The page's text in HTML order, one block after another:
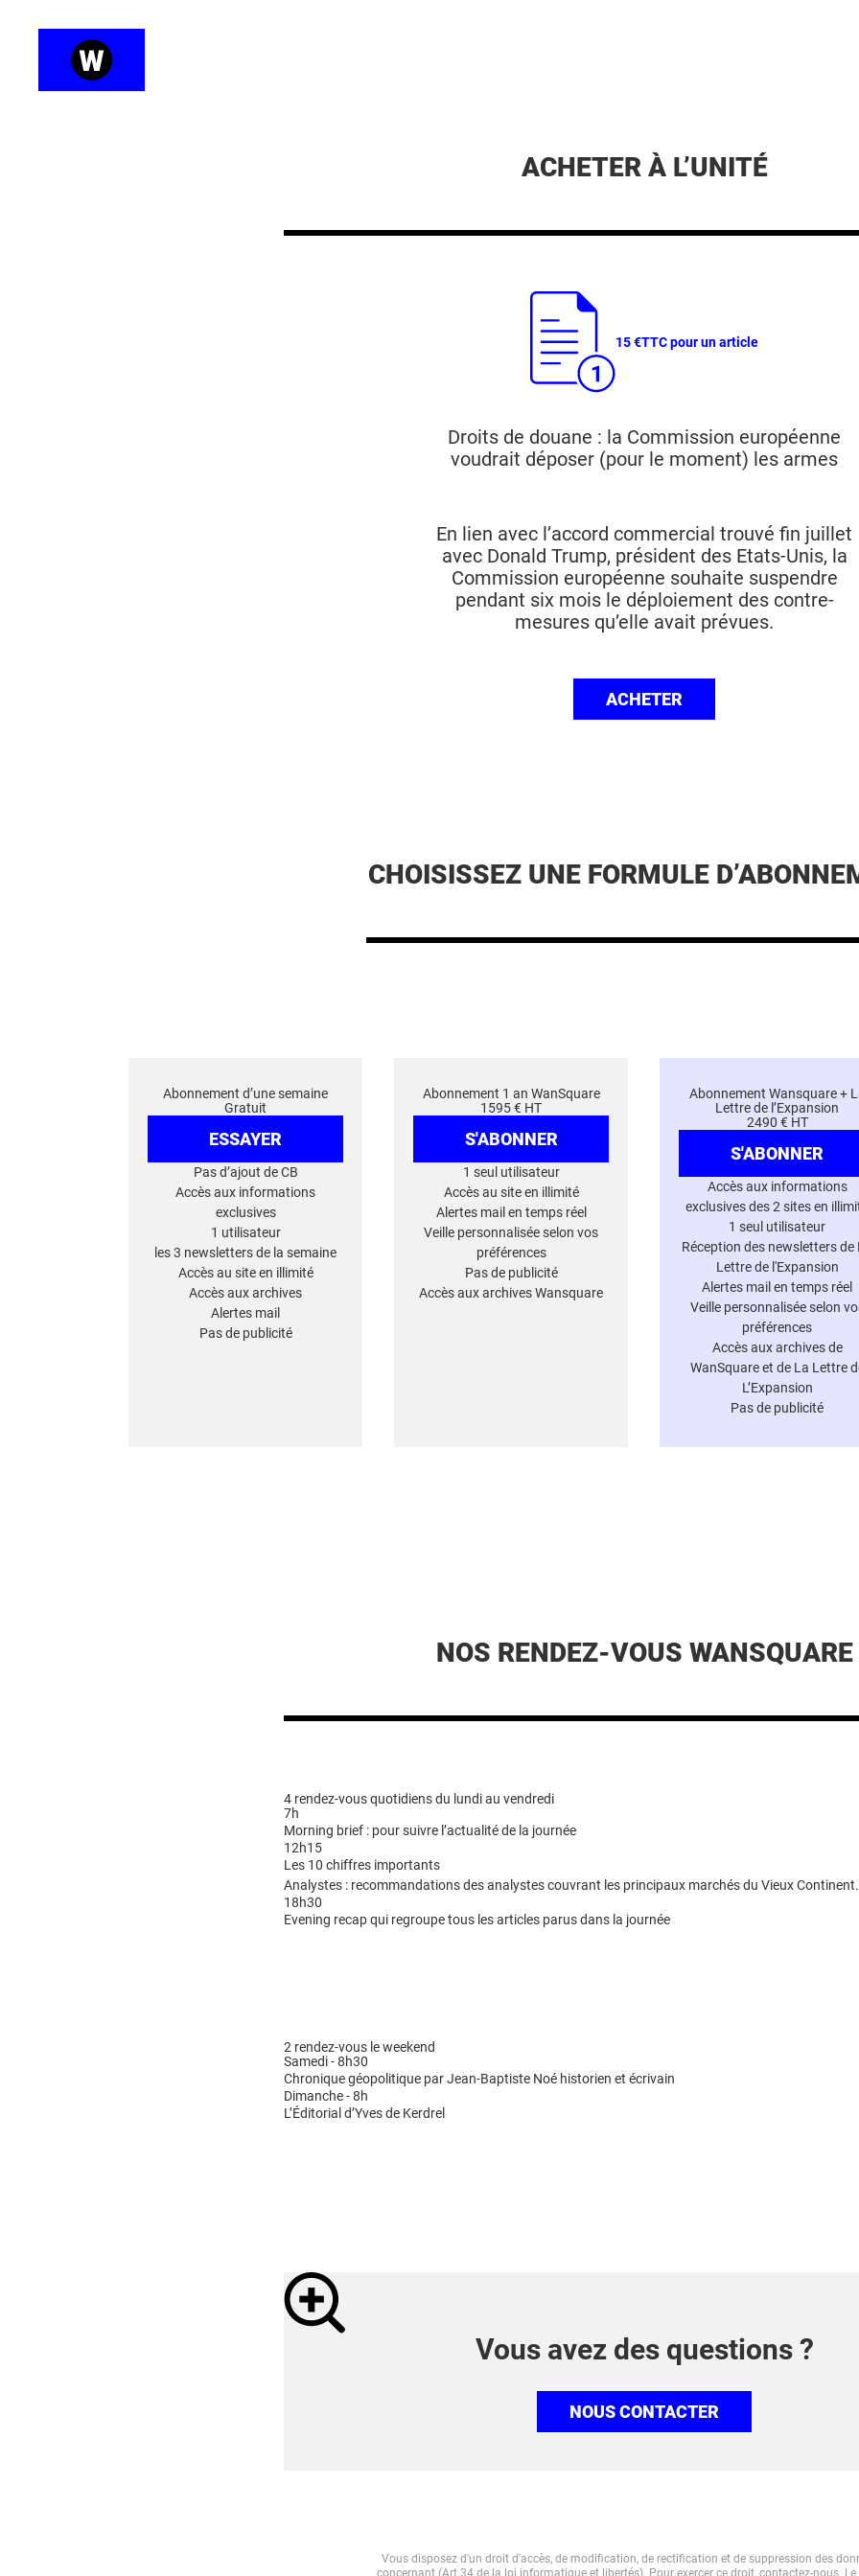
ACHETER À L’UNITÉ
15 €TTC pour un article
Droits de douane : la Commission européenne
voudrait déposer (pour le moment) les armes
En lien avec l’accord commercial trouvé fin juillet
avec Donald Trump, président des Etats-Unis, la
Commission européenne souhaite suspendre
pendant six mois le déploiement des contre-
mesures qu’elle avait prévues.
ACHETER
CHOISISSEZ UNE FORMULE
Abonnement d’une semaine
Gratuit
ESSAYER
Pas d’ajout de CB
Accès aux informations
exclusives
1 utilisateur
les 3 newsletters de la semaine
Accès au site en illimité
Accès aux archives
Alertes mail
Pas de publicité
Abonnement 1 an WanSquare
1595 € HT
S'ABONNER
1 seul utilisateur
Accès au site en illimité
Alertes mail en temps réel
Veille personnalisée selon vos
préférences
Pas de publicité
Accès aux archives Wansquare
Abonnement Wansquare +
Lettre de l’Expansion
2490 € HT
S'ABONNER
Accès aux informations
exclusives des 2 sites en
1 seul utilisateur
Réception des newsletters de
Lettre de l'Expansion
Alertes mail en temps réel
Veille personnalisée selon
préférences
Accès aux archives de
WanSquare et de La Lettre
L’Expansion
Pas de publicité
NOS RENDEZ-VOUS WANSQUARE
4 rendez-vous quotidiens du lundi au vendredi
7h
Morning brief : pour suivre l’actualité de la journée
12h15
Les 10 chiffres importants
Analystes : recommandations des analystes couvrant les principaux marchés du Vieux Continent.
18h30
Evening recap qui regroupe tous les articles parus dans la journée
2 rendez-vous le weekend
Samedi - 8h30
Chronique géopolitique par Jean-Baptiste Noé historien et écrivain
Dimanche - 8h
L’Éditorial d’Yves de Kerdrel
Vous avez des questions ?
NOUS CONTACTER
Vous disposez d'un droit d'accès, de modification, de rectification et de suppression des
concernant (Art.34 de la loi informatique et libertés). Pour exercer ce droit, contactez-nous.